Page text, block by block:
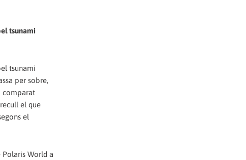
tsunami
tsunami
per sobre,
comparat
el que
el
Polaris World a